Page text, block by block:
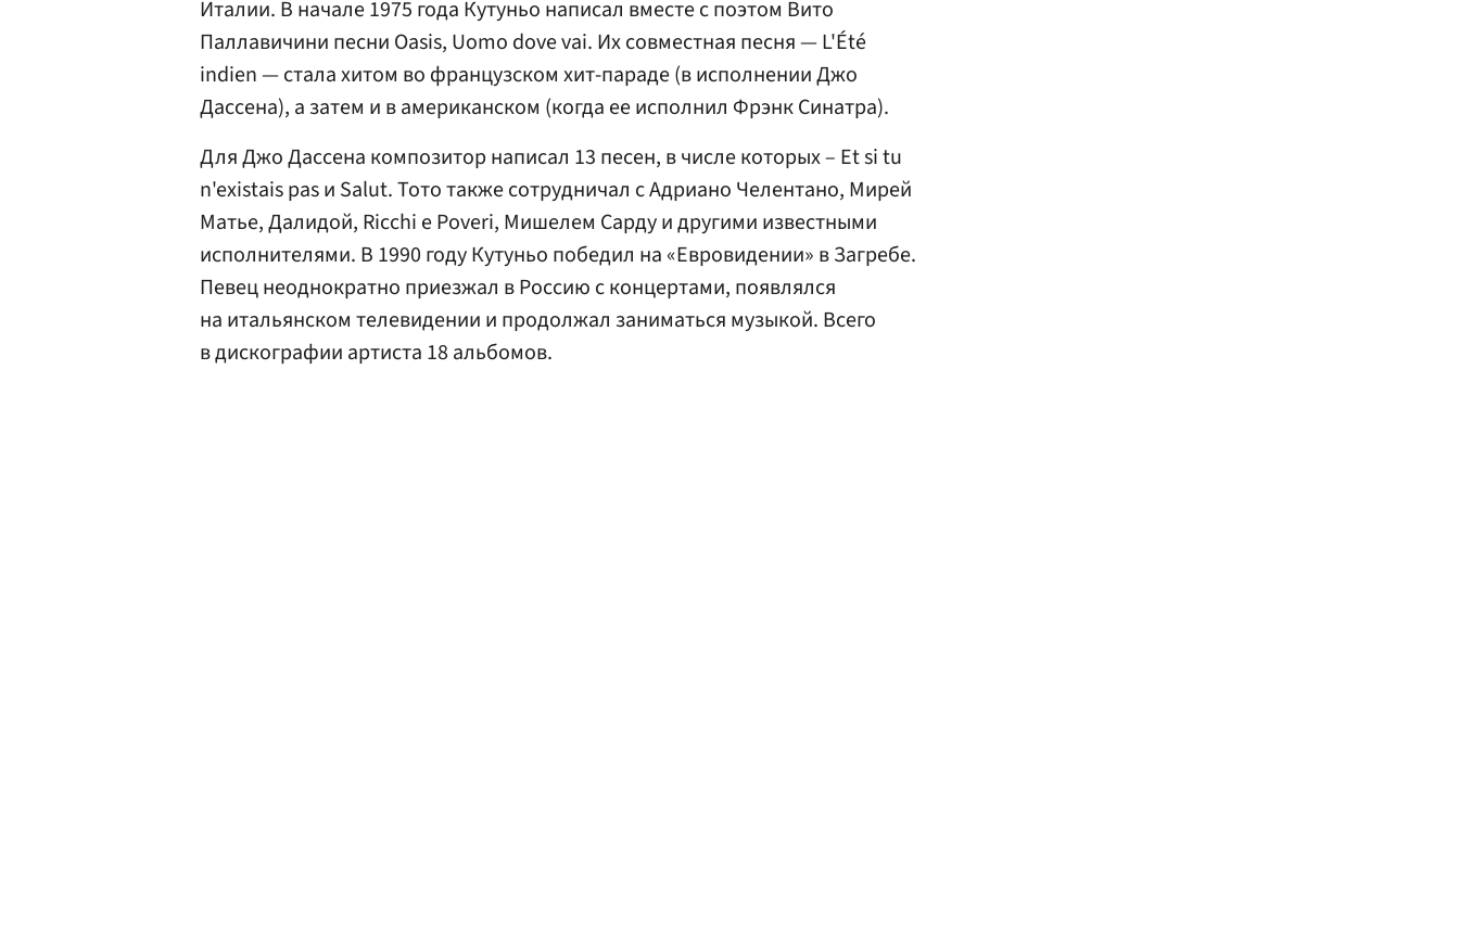
Италии. В начале 1975 года Кутуньо написал вместе с поэтом Вито
Паллавичини песни Oasis, Uomo dove vai. Их совместная песня — L'Été
indien — стала хитом во французском хит-параде (в исполнении Джо
Дассена), а затем и в американском (когда ее исполнил Фрэнк Синатра).
Для Джо Дассена композитор написал 13 песен, в числе которых – Et si tu
n'existais pas и Salut. Тото также сотрудничал с Адриано Челентано, Мирей
Матье, Далидой, Ricchi e Poveri, Мишелем Сарду и другими известными
исполнителями. В 1990 году Кутуньо победил на «Евровидении» в Загребе.
Певец неоднократно приезжал в Россию с концертами, появлялся
на итальянском телевидении и продолжал заниматься музыкой. Всего
в дискографии артиста 18 альбомов.